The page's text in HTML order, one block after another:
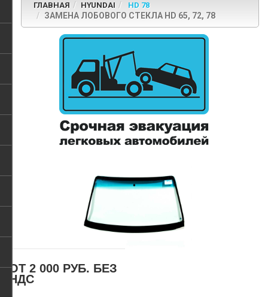
ГЛАВНАЯ HYUNDAI HD 78
ЗАМЕНА ЛОБОВОГО СТЕКЛА HD 65, 72, 78
ОТ 2 000 РУБ. БЕЗ
НДС